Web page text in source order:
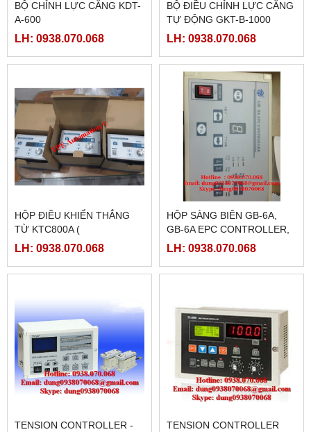
BỘ CHỈNH LỰC CĂNG KDT-
A-600
LH: 0938.070.068
BỘ ĐIỀU CHỈNH LỰC CĂNG
TỰ ĐỘNG GKT-B-1000
LH: 0938.070.068
HỘP ĐIỀU KHIỂN THẮNG
TỪ KTC800A (
24VDC/4AMPE)
LH: 0938.070.068
HỘP SÀNG BIÊN GB-6A,
GB-6A EPC CONTROLLER,
LH: 0938.070.068
TENSION CONTROLLER -
TENSION CONTROLLER